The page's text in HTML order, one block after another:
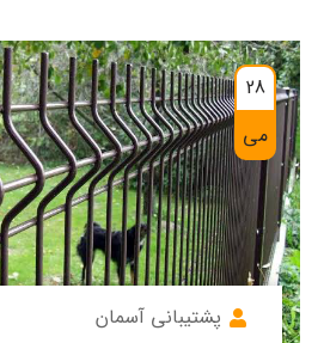
28
می
پشتیبانی آسمان